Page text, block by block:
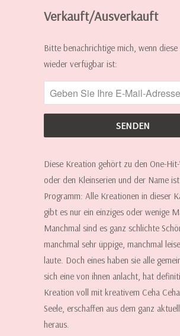
Verkauft/Ausverkauft
INFORMIERE
MICH,
WENN
DIESE
IST:
Bitte benachrichtige mich, wenn
wieder verfügbar ist:
Diese Kreation gehört zu den One-
oder den Kleinserien und der Name
Programm: Alle Kreationen in dieser
gibt es nur ein einziges oder wenige
Manchmal sind es ganz schlichte
manchmal sehr üppige, manchmal
laute. Doch eines haben sie alle
sich eine von ihnen anlacht, hat
Kreation voll mit kreativem Ceha
Seele, erschaffen aus dem ganz
heraus.